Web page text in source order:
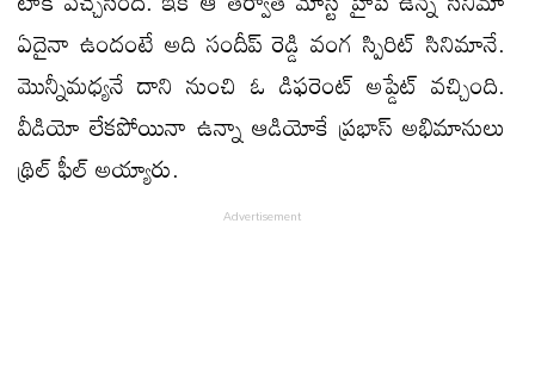
ఏదైనా ఉందంటే అది సందీప్ రెడ్డి వంగ స్పిరిట్ సినిమానే.
మొన్నీమధ్యనే దాని నుంచి ఓ డిఫరెంట్ అప్డేట్ వచ్చింది.
వీడియో లేకపోయినా ఉన్నా ఆడియోకే ప్రభాస్ అభిమానులు
థ్రిల్ ఫీల్ అయ్యారు.